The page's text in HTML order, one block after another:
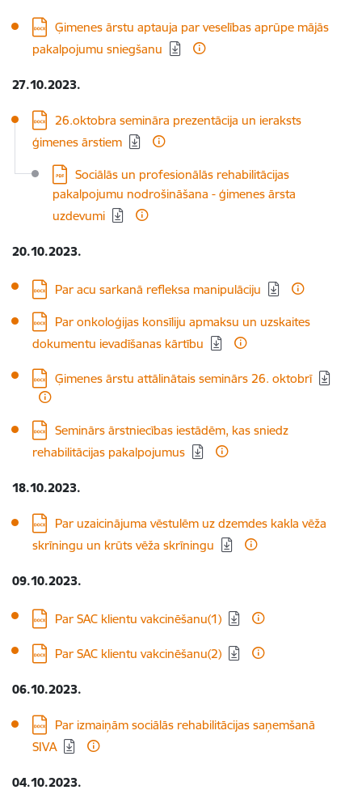
Lejupielādēt:
Ģimenes ārstu aptauja par veselības aprūpe mājās
pakalpojumu sniegšanu
27.10.2023.
Lejupielādēt:
26.oktobra semināra prezentācija un ieraksts
ģimenes ārstiem
Lejupielādēt:
Sociālās un profesionālās rehabilitācijas
pakalpojumu nodrošināšana - ģimenes ārsta
uzdevumi
20.10.2023.
Lejupielādēt:
Par acu sarkanā refleksa manipulāciju
Lejupielādēt:
Par onkoloģijas konsīliju apmaksu un uzskaites
dokumentu ievadīšanas kārtību
Lejupielādēt:
Ģimenes ārstu attālinātais seminārs 26. oktobrī
Lejupielādēt:
Seminārs ārstniecības iestādēm, kas sniedz
rehabilitācijas pakalpojumus
18.10.2023.
Lejupielādēt:
Par uzaicinājuma vēstulēm uz dzemdes kakla vēža
skrīningu un krūts vēža skrīningu
09.10.2023.
Lejupielādēt:
Par SAC klientu vakcinēšanu(1)
Lejupielādēt:
Par SAC klientu vakcinēšanu(2)
06.10.2023.
Lejupielādēt:
Par izmaiņām sociālās rehabilitācijas saņemšanā
SIVA
04.10.2023.